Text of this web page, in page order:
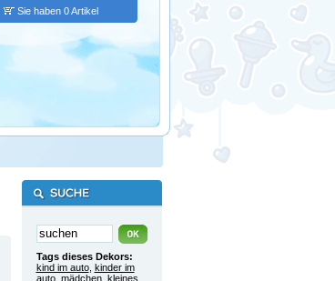
Sie haben 0 Artikel
Tags dieses Dekors:
kind im auto, kinder im
auto, mädchen, kleines